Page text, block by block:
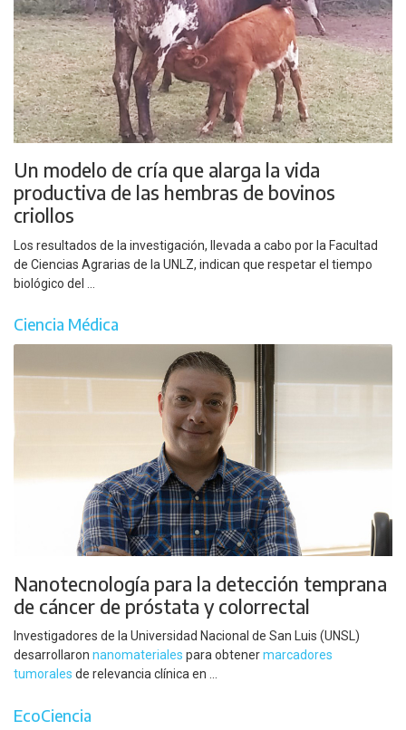
Un modelo de cría que alarga la vida
productiva de las hembras de bovinos
criollos
Los resultados de la investigación, llevada a cabo por la Facultad
de Ciencias Agrarias de la UNLZ, indican que respetar el tiempo
biológico del ...
Ciencia Médica
Nanotecnología para la detección temprana
de cáncer de próstata y colorrectal
Investigadores de la Universidad Nacional de San Luis (UNSL)
desarrollaron nanomateriales para obtenermarcadores
tumorales de relevancia clínica en ...
EcoCiencia